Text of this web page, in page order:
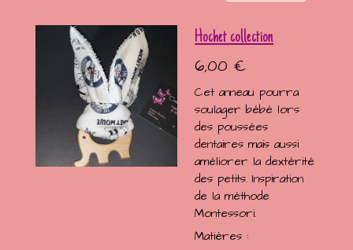
Hochet collection
6,00 €
Cet anneau pourra
soulager bébé lors
des poussées
dentaires mais aussi
améliorer la dextérité
des petits. Inspiration
de la méthode
Montessori.
Matières :